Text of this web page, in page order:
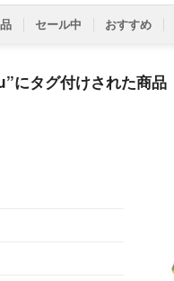
象:
セール中 おすすめ
にタグ付けされた商品